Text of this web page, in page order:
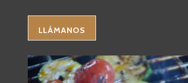
LLÁMANOS